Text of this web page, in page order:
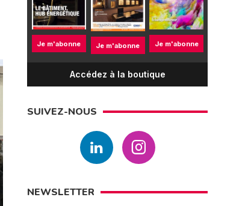
Je m'abonne Je m'abonne Je m'abonne
Accédez à la boutique
SUIVEZ-NOUS
NEWSLETTER